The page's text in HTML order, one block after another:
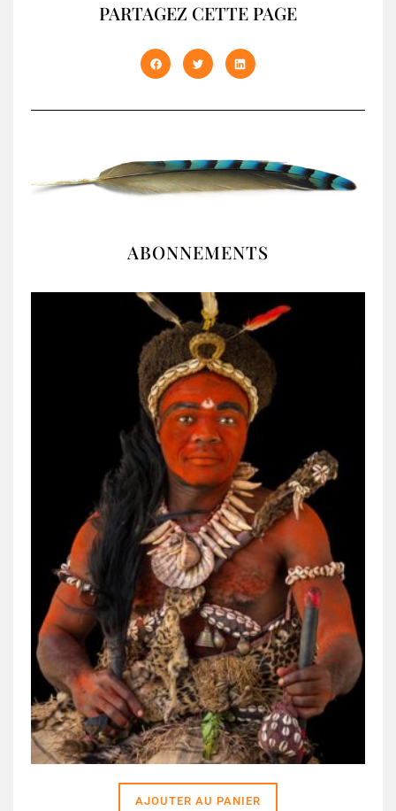
PARTAGEZ CETTE PAGE
ABONNEMENTS
AJOUTER AU PANIER